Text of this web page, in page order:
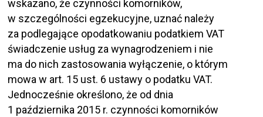
wskazano, że czynności komorników,
w szczególności egzekucyjne, uznać należy
za podlegające opodatkowaniu podatkiem VAT
świadczenie usług za wynagrodzeniem i nie
ma do nich zastosowania wyłączenie, o którym
mowa w art. 15 ust. 6 ustawy o podatku VAT.
Jednocześnie określono, że od dnia
1 października 2015 r. czynności komorników